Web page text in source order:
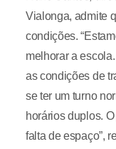
Vialonga, admite
condições.
melhorar a
as condições de
se ter um turno
horários duplos.
falta de espaço”,